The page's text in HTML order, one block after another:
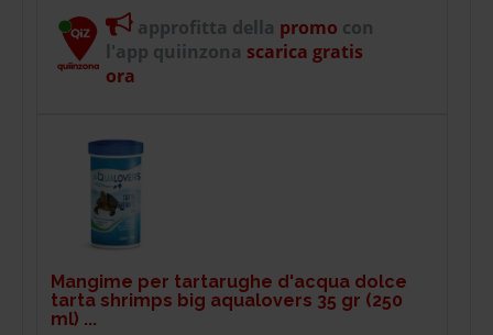
approfitta della promo con
l'app quiinzona scarica gratis
ora
Mangime per tartarughe d'acqua dolce
tarta shrimps big aqualovers 35 gr (250
ml) ...